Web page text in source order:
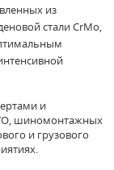
из
стали CrMo,
и
шиномонтажных
и грузового